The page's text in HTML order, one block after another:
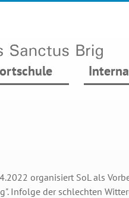
organisiert SoL als
Infolge der schlechten